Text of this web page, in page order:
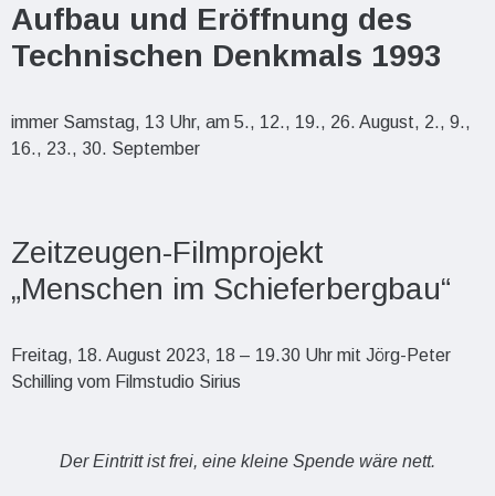
Aufbau und Eröffnung des
Technischen Denkmals 1993
immer Samstag, 13 Uhr, am 5., 12., 19., 26. August, 2., 9.,
16., 23., 30. September
Zeitzeugen-Filmprojekt
„Menschen im Schieferbergbau“
Freitag, 18. August 2023, 18 – 19.30 Uhr mit Jörg-Peter
Schilling vom Filmstudio Sirius
Der Eintritt ist frei, eine kleine Spende wäre nett.